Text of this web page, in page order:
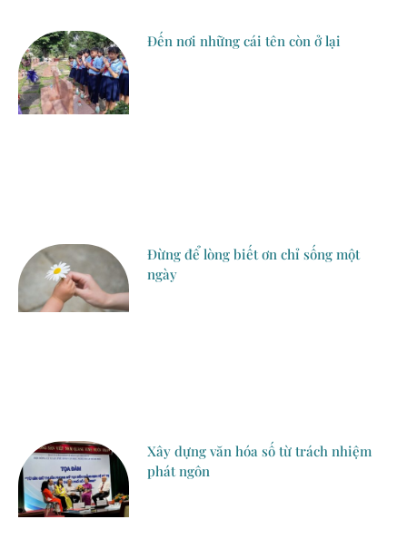
Đến nơi những cái tên còn ở lại
Đừng để lòng biết ơn chỉ sống một
ngày
Xây dựng văn hóa số từ trách nhiệm
phát ngôn